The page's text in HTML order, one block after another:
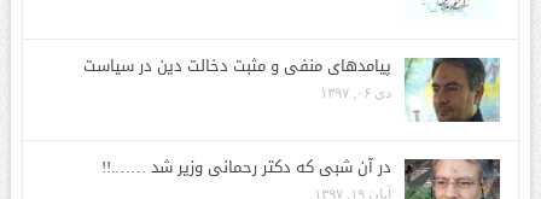
پیامدهای منفی و مثبت دخالت دین در سیاست
دی ۰۶, ۱۳۹۷
در آن شبی که دکتر رحمانی وزیر شد …….!!
آبان ۱۹, ۱۳۹۷